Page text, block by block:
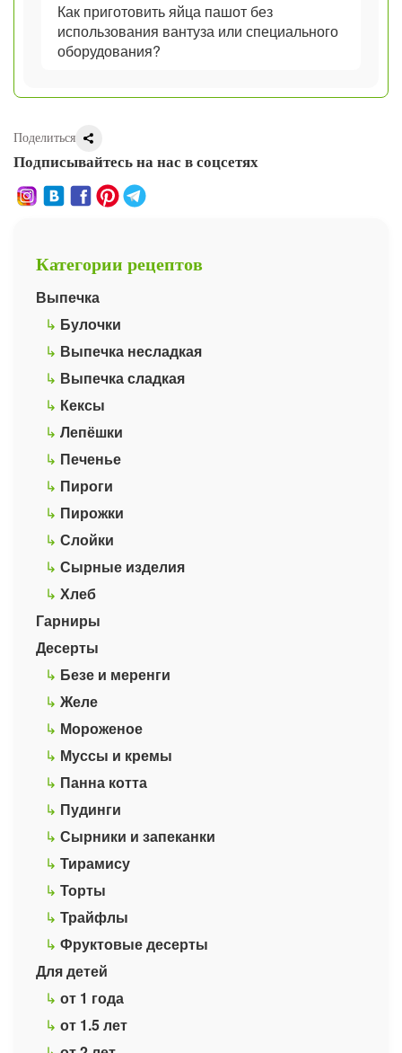
Как приготовить яйца пашот без
использования вантуза или специального
оборудования?
Поделиться
Подписывайтесь на нас в соцсетях
Категории рецептов
Выпечка
↳ Булочки
↳ Выпечка несладкая
↳ Выпечка сладкая
↳ Кексы
↳ Лепёшки
↳ Печенье
↳ Пироги
↳ Пирожки
↳ Слойки
↳ Сырные изделия
↳ Хлеб
Гарниры
Десерты
↳ Безе и меренги
↳ Желе
↳ Мороженое
↳ Муссы и кремы
↳ Панна котта
↳ Пудинги
↳ Сырники и запеканки
↳ Тирамису
↳ Торты
↳ Трайфлы
↳ Фруктовые десерты
Для детей
↳ от 1 года
↳ от 1.5 лет